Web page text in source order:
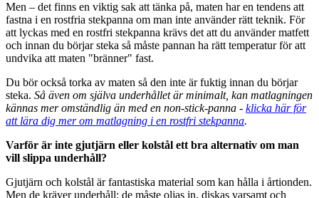
Men – det finns en viktig sak att tänka på, maten har en tendens att
fastna i en rostfria stekpanna om man inte använder rätt teknik. För
att lyckas med en rostfri stekpanna krävs det att du använder matfett
och innan du börjar steka så måste pannan ha rätt temperatur för att
undvika att maten "bränner" fast.
Du bör också torka av maten så den inte är fuktig innan du börjar
steka. Så även om själva underhållet är minimalt, kan matlagningen
kännas mer omständlig än med en non-stick-panna - klicka här för
att lära dig mer om matlagning i en rostfri stekpanna.
Varför är inte gjutjärn eller kolstål ett bra alternativ om man
vill slippa underhåll?
Gjutjärn och kolstål är fantastiska material som kan hålla i årtionden.
Men de kräver underhåll: de måste oljas in, diskas varsamt och